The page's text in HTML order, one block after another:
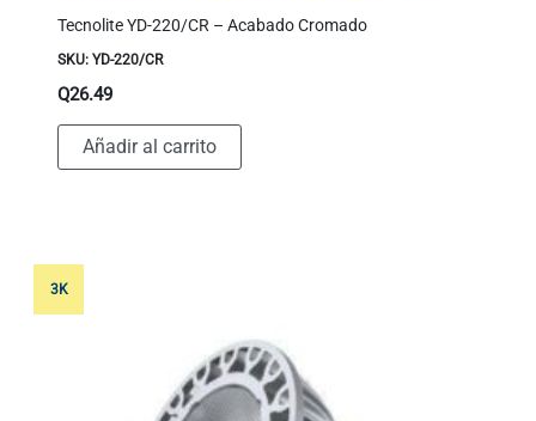
Tecnolite YD-220/CR – Acabado Cromado
SKU: YD-220/CR
Q26.49
Añadir al carrito
3K